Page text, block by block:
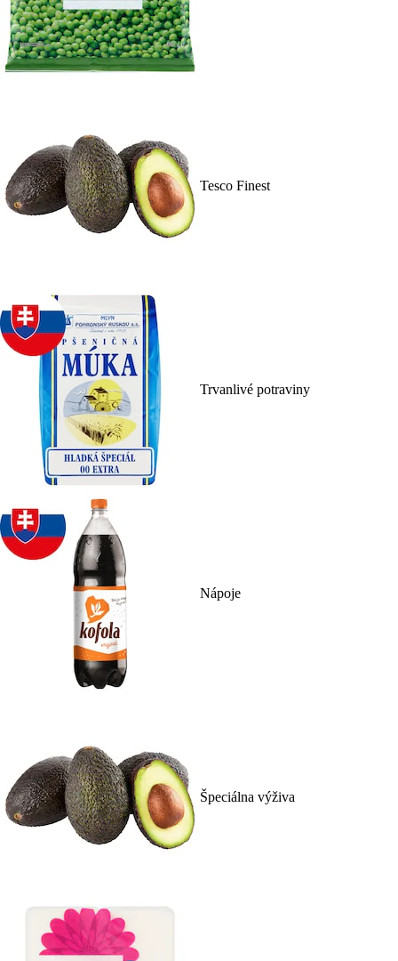
Tesco Finest
Trvanlivé potraviny
Nápoje
Špeciálna výživa